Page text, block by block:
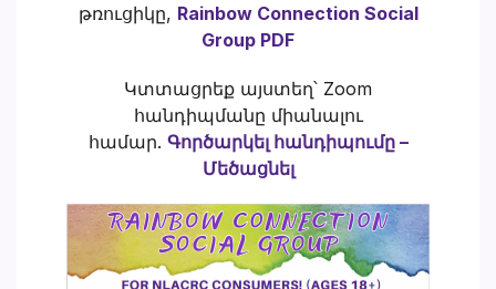
թռուցիկը, Rainbow Connection Social
Group PDF
Կտտացրեք այստեղ՝ Zoom
հանդիպմանը միանալու
համար. Գործարկել հանդիպումը –
Մեծացնել